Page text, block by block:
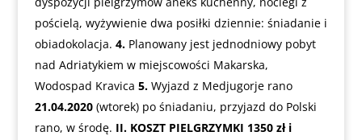
pościelą, wyżywienie dwa posiłki dziennie: śniadanie i
obiadokolacja. 4.Planowany jest jednodniowy pobyt
nad Adriatykiem w miejscowości Makarska,
Wodospad Kravica 5.Wyjazd z Medjugorje rano
21.04.2020(wtorek) po śniadaniu, przyjazd do Polski
rano, w środę. II. KOSZT PIELGRZYMKI 1350 zł i